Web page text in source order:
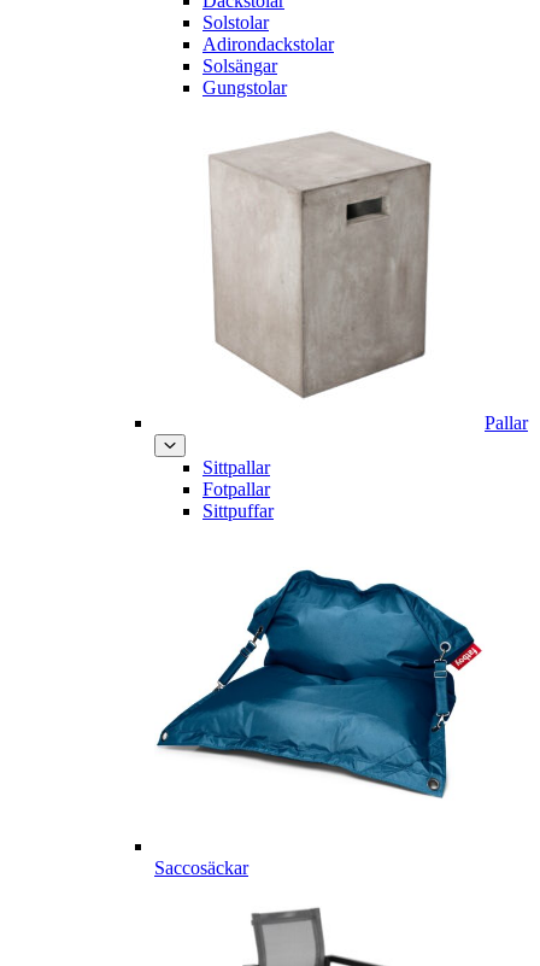
Solstolar
Adirondackstolar
Solsängar
Gungstolar
Pallar
Sittpallar
Fotpallar
Sittpuffar
Saccosäckar